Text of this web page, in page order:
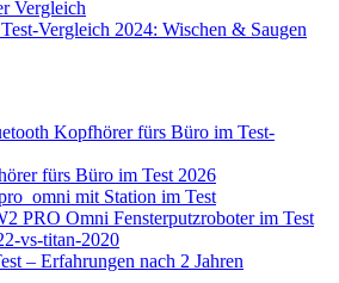
Vergleich 2024: Wischen & Saugen
fürs Büro im Test 2026
PRO Omni Fensterputzroboter im Test
– Erfahrungen nach 2 Jahren